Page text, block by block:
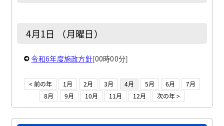
4月1日 （月曜日）
令和6年度施政方針[00時00分]
< 前の年 1月 2月 3月 4月 5月 6月
7月
8月
9月 10月 11月 12月 次の年 >